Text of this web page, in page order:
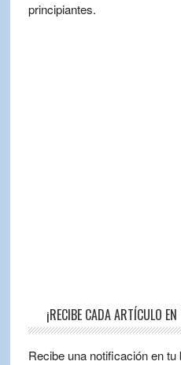
principiantes.
¡RECIBE CADA ARTÍCULO
Recibe una notificación en